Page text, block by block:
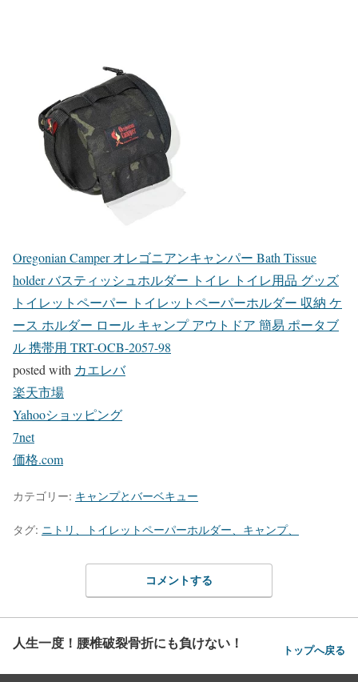
Oregonian Camper オレゴニアンキャンパー Bath Tissue
holder バスティッシュホルダー トイレ トイレ用品 グッズ
トイレットペーパー トイレットペーパーホルダー 収納 ケ
ース ホルダー ロール キャンプ アウトドア 簡易 ポータブ
ル 携帯用 TRT-OCB-2057-98
posted with カエレバ
楽天市場
Yahooショッピング
7net
価格.com
カテゴリー: キャンプとバーベキュー
タグ: ニトリ、トイレットペーパーホルダー、キャンプ、
コメントする
人生一度！腰椎破裂骨折にも負けない！ トップへ戻る